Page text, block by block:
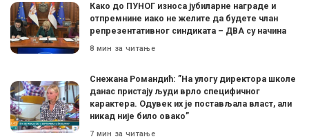
Како до ПУНОГ износа јубиларне награде и
отпремнине иако не желите да будете члан
репрезентативног синдиката – ДВА су начина
8 мин за читање
Снежана Романдић: ”На улогу директора школе
данас пристају људи врло специфичног
карактера. Одувек их је постављала власт, али
никад није било овако”
7 мин за читање